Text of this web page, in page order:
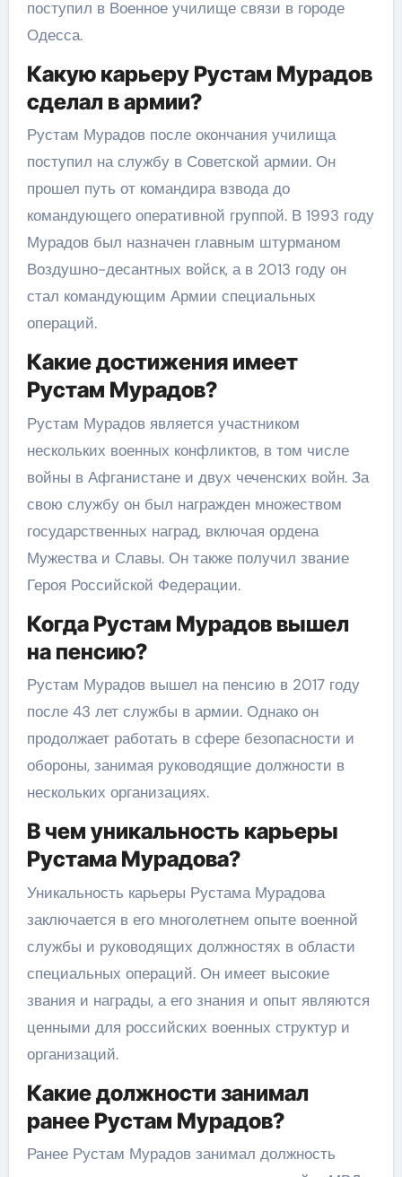
поступил в Военное училище связи в городе
Одесса.
Какую карьеру Рустам Мурадов
сделал в армии?
Рустам Мурадов после окончания училища
поступил на службу в Советской армии. Он
прошел путь от командира взвода до
командующего оперативной группой. В 1993 году
Мурадов был назначен главным штурманом
Воздушно-десантных войск, а в 2013 году он
стал командующим Армии специальных
операций.
Какие достижения имеет
Рустам Мурадов?
Рустам Мурадов является участником
нескольких военных конфликтов, в том числе
войны в Афганистане и двух чеченских войн. За
свою службу он был награжден множеством
государственных наград, включая ордена
Мужества и Славы. Он также получил звание
Героя Российской Федерации.
Когда Рустам Мурадов вышел
на пенсию?
Рустам Мурадов вышел на пенсию в 2017 году
после 43 лет службы в армии. Однако он
продолжает работать в сфере безопасности и
обороны, занимая руководящие должности в
нескольких организациях.
В чем уникальность карьеры
Рустама Мурадова?
Уникальность карьеры Рустама Мурадова
заключается в его многолетнем опыте военной
службы и руководящих должностях в области
специальных операций. Он имеет высокие
звания и награды, а его знания и опыт являются
ценными для российских военных структур и
организаций.
Какие должности занимал
ранее Рустам Мурадов?
Ранее Рустам Мурадов занимал должность